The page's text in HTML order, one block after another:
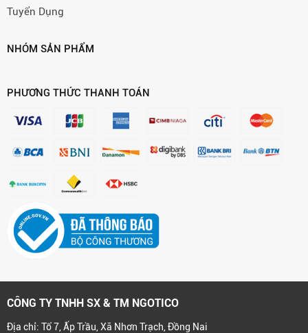
Tuyển Dụng
NHÓM SẢN PHẨM
PHƯƠNG THỨC THANH TOÁN
CÔNG TY TNHH SX & TM NGOTICO
Địa chỉ: Tổ 7, Ấp Trầu, Xã Nhơn Trạch, Đồng Nai